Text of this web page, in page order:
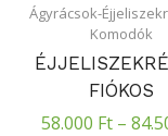
Ágyrácsok-
Komodók
FIÓKOS
58.000 Ft–